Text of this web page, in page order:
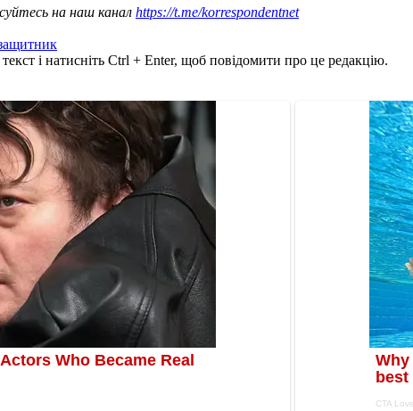
на наш канал https://t.me/korrespondentnet
і натисніть Ctrl + Enter, щоб повідомити про це редакцію.